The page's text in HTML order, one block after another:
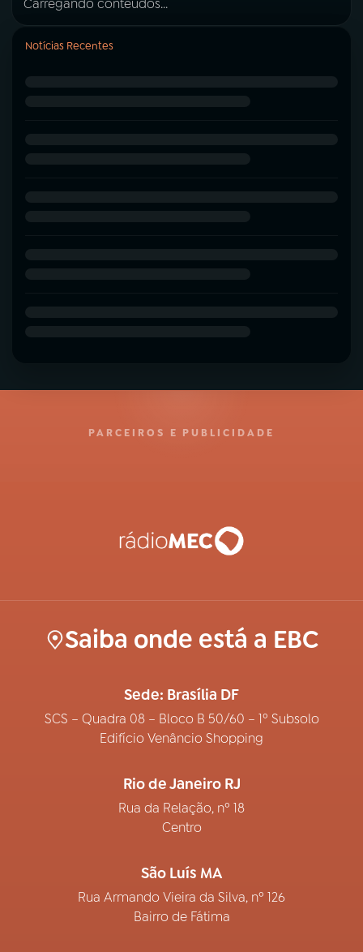
Carregando conteúdos...
Notícias Recentes
PARCEIROS E PUBLICIDADE
Saiba onde está a EBC
Sede: Brasília DF
SCS – Quadra 08 – Bloco B 50/60 – 1º Subsolo
Edifício Venâncio Shopping
Rio de Janeiro RJ
Rua da Relação, nº 18
Centro
São Luís MA
Rua Armando Vieira da Silva, nº 126
Bairro de Fátima